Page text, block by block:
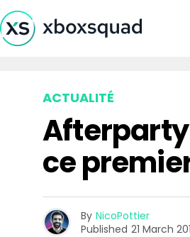
ACTUALITÉ
Afterparty
ce
By NicoPottier
Published 21 March